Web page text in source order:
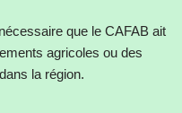
que le CAFAB ait
agricoles ou des
la région.